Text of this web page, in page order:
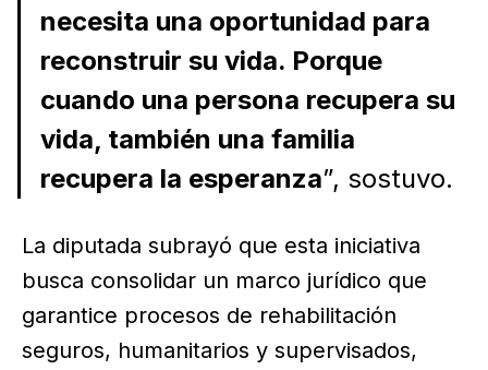
necesita una oportunidad para
reconstruir su vida. Porque
cuando una persona recupera su
vida, también una familia
recupera la esperanza”, sostuvo.
La diputada subrayó que esta iniciativa
busca consolidar un marco jurídico que
garantice procesos de rehabilitación
seguros, humanitarios y supervisados,